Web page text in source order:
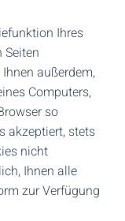
Ihres
Seiten
außerdem,
Computers,
so
akzeptiert, stets
nicht
Ihnen alle
zur Verfügung